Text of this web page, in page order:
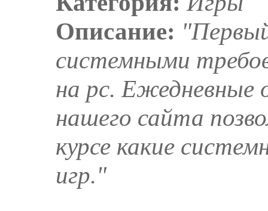
Описание:
системными
на pc. Ежедневные
нашего сайта
курсе какие
игр."